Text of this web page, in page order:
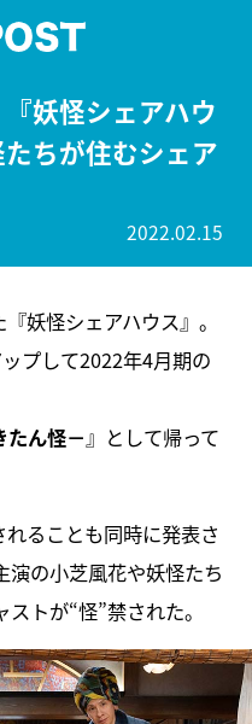
妖怪シェアハウ
ちが住むシェア
2022.02.15
妖怪シェアハウス』。
プして2022年4月期の
たん怪－ 』として帰って
ることも同時に発表さ
の小芝風花や妖怪たち
トが“怪”禁された。